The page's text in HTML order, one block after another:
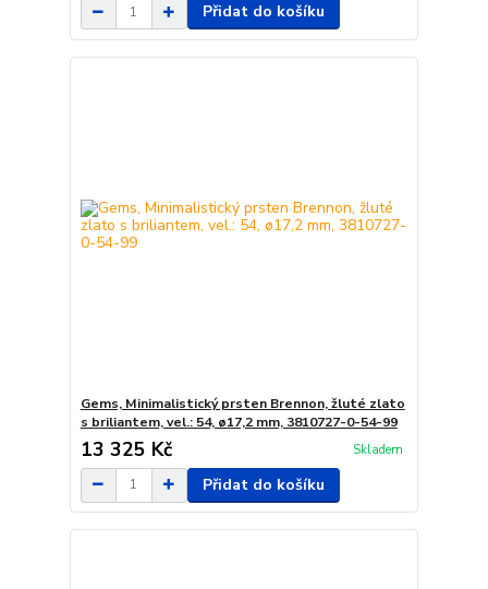
Přidat do košíku
Gems, Minimalistický prsten Brennon, žluté zlato
s briliantem, vel.: 54, ø17,2 mm, 3810727-0-54-99
13 325 Kč Skladem
Přidat do košíku